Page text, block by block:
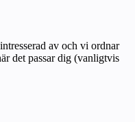
av och vi ordnar
det passar dig (vanligtvis